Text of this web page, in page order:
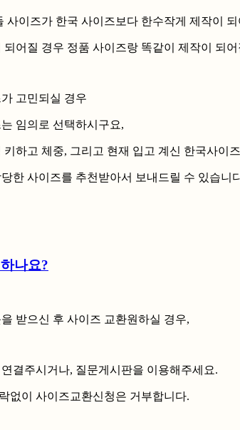
사이즈가 한국 사이즈보다 한수작게 제작이
어질 경우 정품 사이즈랑 똑같이 제작이 되어
고민되실 경우
임의로 선택하시구요,
하고 체중, 그리고 현재 입고 계신 한국사이
한 사이즈를 추천받아서 보내드릴 수 있습니
나요?
받으신 후 사이즈 교환원하실 경우,
결주시거나, 질문게시판을 이용해주세요.
없이 사이즈교환신청은 거부합니다.